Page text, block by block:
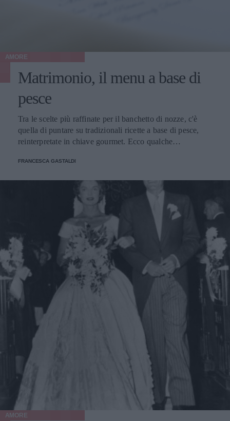
AMORE
Matrimonio, il menu a base di
pesce
Tra le scelte più raffinate per il banchetto di nozze, c'è
quella di puntare su tradizionali ricette a base di pesce,
reinterpretate in chiave gourmet. Ecco qualche
FRANCESCA GASTALDI
AMORE